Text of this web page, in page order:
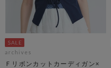
archives
Ｆリボンカットカーディガン×